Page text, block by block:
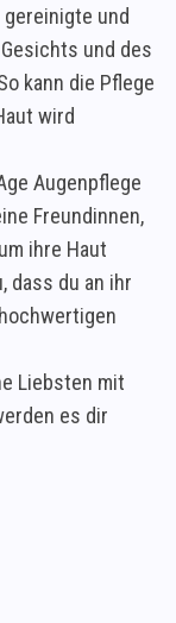
und
und des
kann die Pflege
wird
Augenpflege
Freundinnen,
ihre Haut
dass du an ihr
Liebsten mit
es dir